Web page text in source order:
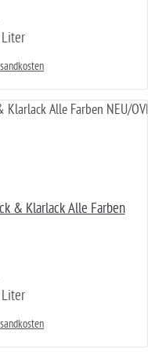
Liter
& Klarlack Alle Farben
Liter